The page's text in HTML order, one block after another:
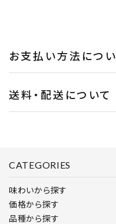
お支払い方法につ
送料・配送について
CATEGORIES
味わいから探す
価格から探す
品種から探す